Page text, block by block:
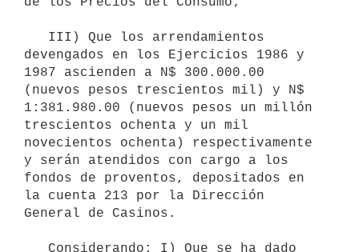
devengados en los Ejercicios 1986 y
1987 ascienden a N$ 300.000.00
(nuevos pesos trescientos mil) y N$
1:381.980.00 (nuevos pesos un millón
trescientos ochenta y un mil
novecientos ochenta) respectivamente
y serán atendidos con cargo a los
fondos de proventos, depositados en
la cuenta 213 por la Dirección
General de Casinos.